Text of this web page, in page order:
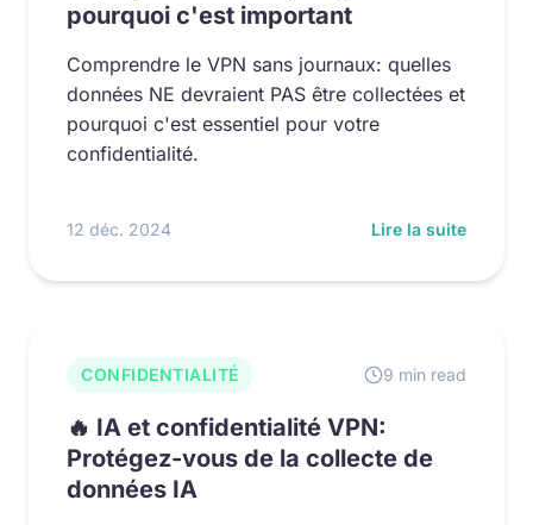
pourquoi c'est important
Comprendre le VPN sans journaux: quelles
données NE devraient PAS être collectées et
pourquoi c'est essentiel pour votre
confidentialité.
12 déc. 2024 Lire la suite
CONFIDENTIALITÉ 9 min read
🔥 IA et confidentialité VPN:
Protégez-vous de la collecte de
données IA